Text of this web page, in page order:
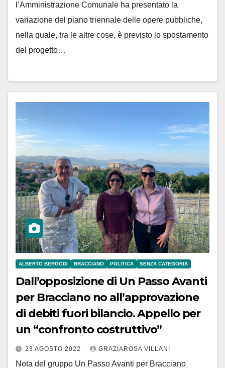
l’Amministrazione Comunale ha presentato la
variazione del piano triennale delle opere pubbliche,
nella quale, tra le altre cose, è previsto lo spostamento
del progetto…
ALBERTO BERGODI BRACCIANO POLITICA SENZA CATEGORIA
Dall’opposizione di Un Passo Avanti
per Bracciano no all’approvazione
di debiti fuori bilancio. Appello per
un “confronto costruttivo”
23 AGOSTO 2022 GRAZIAROSA VILLANI
Nota del gruppo Un Passo Avanti per Bracciano